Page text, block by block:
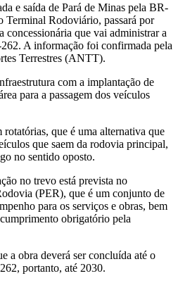
e saída de Pará de Minas pela BR-
Terminal Rodoviário, passará por
concessionária que vai administrar a
A informação foi confirmada pela
Terrestres (ANTT).
com a implantação de
para a passagem dos veículos
que é uma alternativa que
que saem da rodovia principal,
no sentido oposto.
no trevo está prevista no
(PER), que é um conjunto de
para os serviços e obras, bem
obrigatório pela
a obra deverá ser concluída até o
portanto, até 2030.